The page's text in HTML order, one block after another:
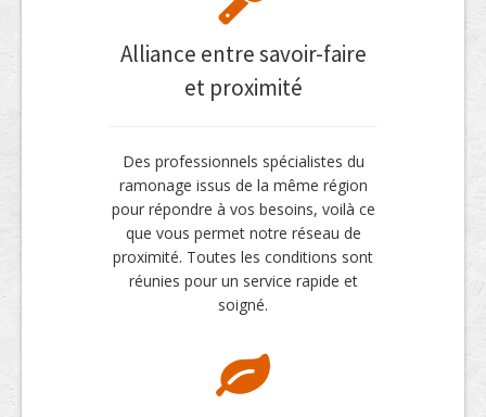
Alliance entre savoir-faire
et proximité
Des professionnels spécialistes du
ramonage issus de la même région
pour répondre à vos besoins, voilà ce
que vous permet notre réseau de
proximité. Toutes les conditions sont
réunies pour un service rapide et
soigné.